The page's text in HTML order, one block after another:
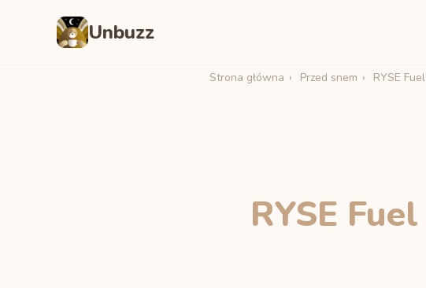
Unbuzz
Strona główna › Przed snem › RYSE Fuel
RYSE Fuel